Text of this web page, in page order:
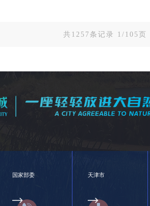
共1257条记录 1/105页
国家部委 天津市